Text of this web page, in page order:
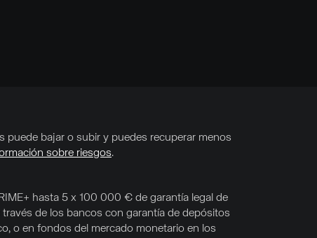
puede bajar o subir y puedes recuperar menos
sobre riesgos.
hasta 5 x 100 000 € de garantía legal de
de los bancos con garantía de depósitos
o en fondos del mercado monetario en los